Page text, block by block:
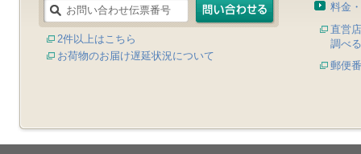
2件以上はこちら
お荷物のお届け遅延状況について
料金
直営
調べる
郵便